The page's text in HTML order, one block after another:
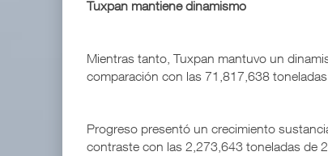
Tuxpan mantiene dinamismo
Mientras tanto, Tuxpan mantuvo un
comparación con las 71,817,638 toneladas
Progreso presentó un crecimiento
contraste con las 2,273,643 toneladas de